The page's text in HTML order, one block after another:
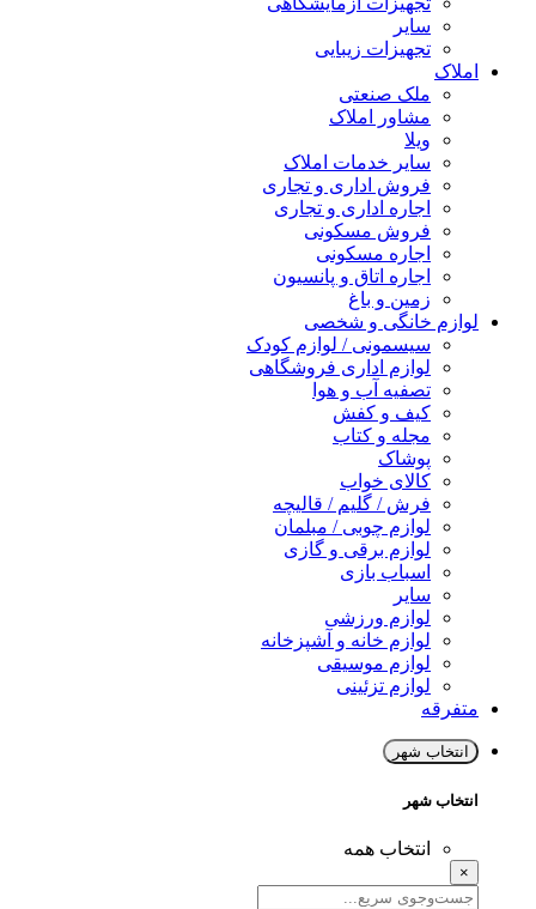
سایر
تجهیزات زیبایی
املاک
ملک صنعتی
مشاور املاک
ویلا
سایر خدمات املاک
فروش اداری و تجاری
اجاره اداری و تجاری
فروش مسکونی
اجاره مسکونی
اجاره اتاق و پانسیون
زمین و باغ
لوازم خانگی و شخصی
سیسمونی / لوازم کودک
لوازم اداری فروشگاهی
تصفیه آب و هوا
کیف و کفش
مجله و کتاب
پوشاک
کالای خواب
فرش / گلیم / قالیچه
لوازم چوبی / مبلمان
لوازم برقی و گازی
اسباب بازی
سایر
لوازم ورزشی
لوازم خانه و آشپزخانه
لوازم موسیقی
لوازم تزئینی
متفرقه
انتخاب شهر
انتخاب شهر
انتخاب همه
×